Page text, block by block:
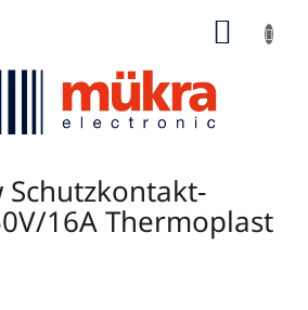
Schutzkontakt-
16A Thermoplast